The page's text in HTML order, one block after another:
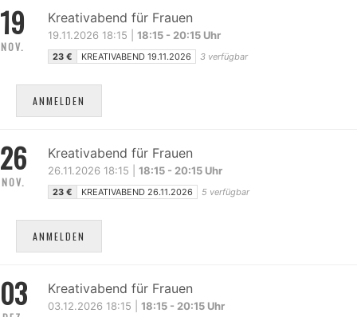
19
NOV.
Kreativabend für Frauen
19.11.2026 18:15 | 18:15 - 20:15 Uhr
23 € KREATIVABEND 19.11.2026 3 verfügbar
ANMELDEN
26
NOV.
Kreativabend für Frauen
26.11.2026 18:15 | 18:15 - 20:15 Uhr
23 € KREATIVABEND 26.11.2026 5 verfügbar
ANMELDEN
03 Kreativabend für Frauen
03.12.2026 18:15 | 18:15 - 20:15 Uhr